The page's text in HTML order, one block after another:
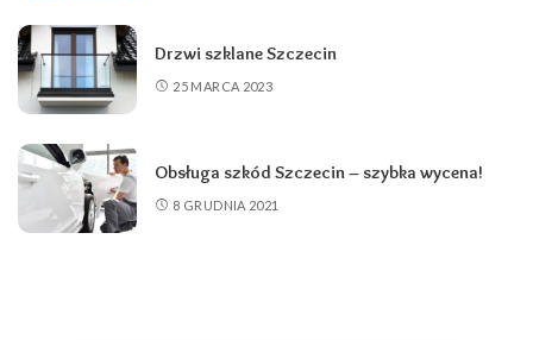
Drzwi szklane Szczecin
25 MARCA 2023
Obsługa szkód Szczecin – szybka wycena!
8 GRUDNIA 2021